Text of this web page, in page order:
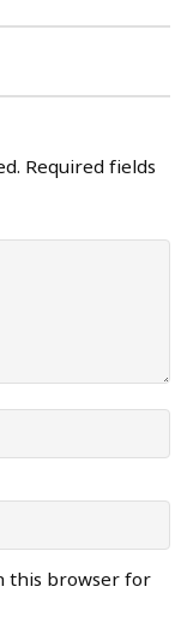
Required fields
this browser for